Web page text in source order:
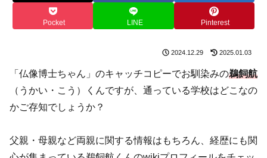
Pocket LINE Pinterest
2024.12.29 2025.01.03
「仏像博士ちゃん」のキャッチコピーでお馴染みの鵜飼航
（うかい・こう）くんですが、通っている学校はどこなの
かご存知でしょうか？
父親・母親など両親に関する情報はもちろん、経歴にも関